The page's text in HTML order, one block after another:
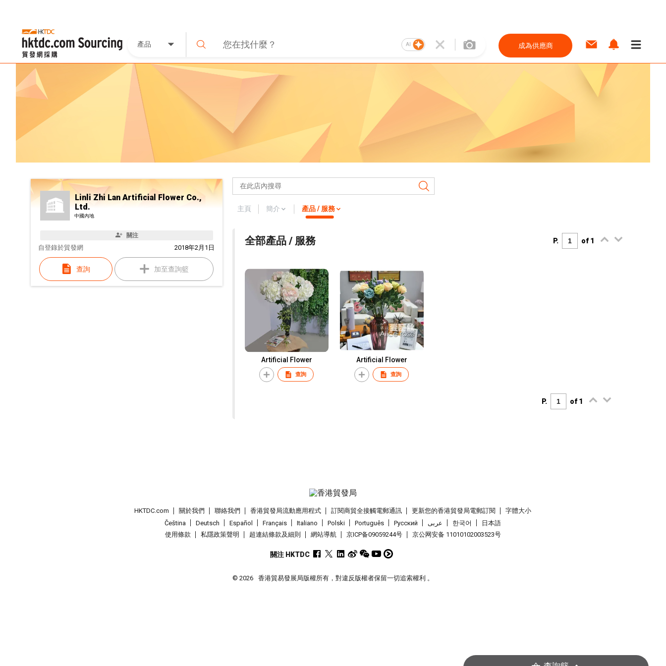
產品 AI 成為供應商
Linli Zhi Lan Artificial Flower Co.,
Ltd.
中國內地
關注
自 2018年2月1日
登錄於貿發網
查詢 加至查詢籃
主頁 簡介 產品 / 服務
全部產品 / 服務 P. of 1
Artificial Flower
查詢
Artificial Flower
查詢
P. of 1
HKTDC.com 關於我們 聯絡我們 香港貿發局流動應用程式 訂閱商貿全接觸電郵通訊 更新您的香港貿發局電郵訂閱
字體大小
Čeština
Deutsch Español Français Italiano Polski Português Pусский عربى 한국어
日本語
使用條款
私隱政策聲明 超連結條款及細則 網站導航 京ICP备09059244号 京公网安备 11010102003523号
關注 HKTDC
© 2026 香港貿易發展局版權所有，對違反版權者保留一切追索權利 。